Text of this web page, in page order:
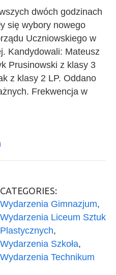
dwóch godzinach
się wybory nowego
Uczniowskiego w
Kandydowali: Mateusz
Prusinowski z klasy 3
z klasy 2 LP. Oddano
Frekwencja w
CATEGORIES:
Wydarzenia Gimnazjum,
Wydarzenia Liceum Sztuk
Plastycznych,
Wydarzenia Szkoła,
Wydarzenia Technikum